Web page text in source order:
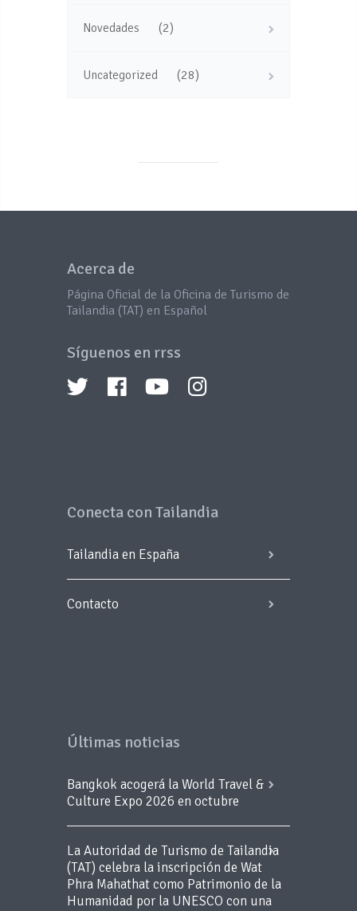
Novedades (2)
Uncategorized (28)
Acerca de
Página Oficial de la Oficina de Turismo de
Tailandia (TAT) en Español
Síguenos en rrss
Conecta con Tailandia
Tailandia en España
Contacto
Últimas noticias
Bangkok acogerá la World Travel &
Culture Expo 2026 en octubre
La Autoridad de Turismo de Tailandia
(TAT) celebra la inscripción de Wat
Phra Mahathat como Patrimonio de la
Humanidad por la UNESCO con una